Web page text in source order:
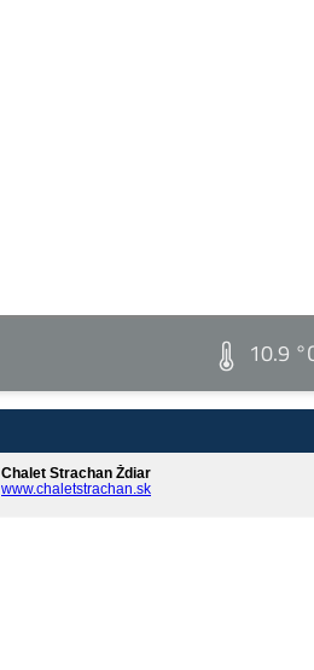
10.9
Chalet Strachan Ždiar
www.chaletstrachan.sk